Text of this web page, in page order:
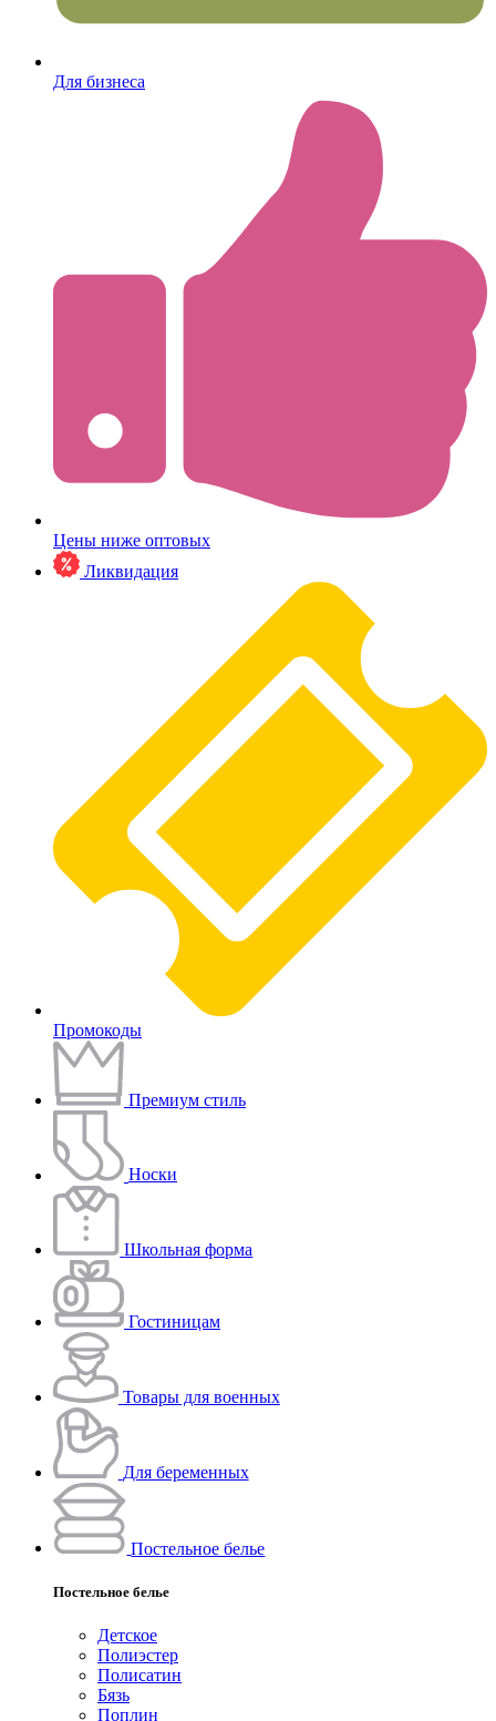
Для бизнеса
Цены ниже оптовых
Ликвидация
Промокоды
Премиум стиль
Носки
Школьная форма
Гостиницам
Товары для военных
Для беременных
Постельное белье
Постельное белье
Детское
Полиэстeр
Полисатин
Бязь
Поплин